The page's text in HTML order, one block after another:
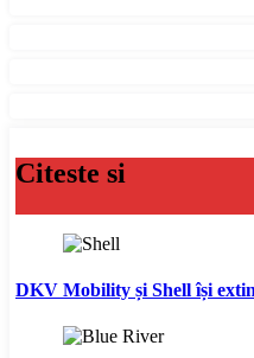
Citeste si
DKV Mobility și Shell își